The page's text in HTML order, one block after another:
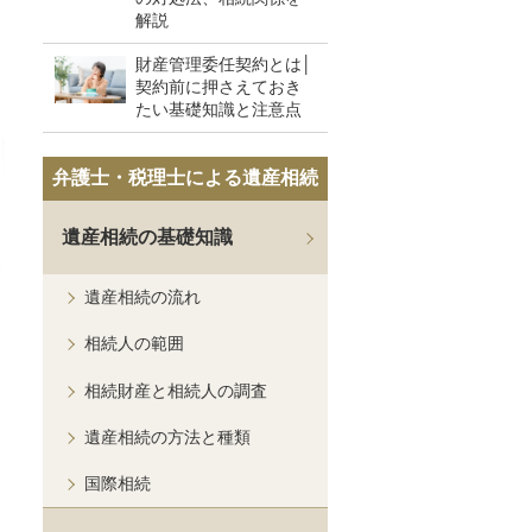
解説
財産管理委任契約とは│
契約前に押さえておき
たい基礎知識と注意点
弁護士・税理士による遺産相続
遺産相続の基礎知識
遺産相続の流れ
相続人の範囲
相続財産と相続人の調査
遺産相続の方法と種類
国際相続